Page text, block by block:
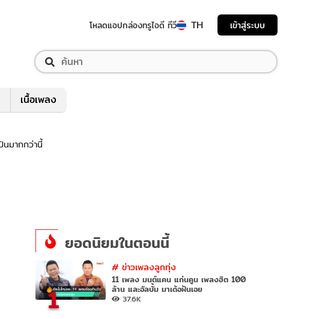
โหลดแอปกล่องทรูไอดี ทีวี TH เข้าสู่ระบบ
เนื้อเพลง
มากกว่านี้
ยอดนิยมในตอนนี้
1
# ข่าวเพลงลูกทุ่ง
11 เพลง มนต์แคน แก่นคูน เพลงฮิต 100
ล้าน และอัลบั้ม มาเด้อฝันเอย
37.6K